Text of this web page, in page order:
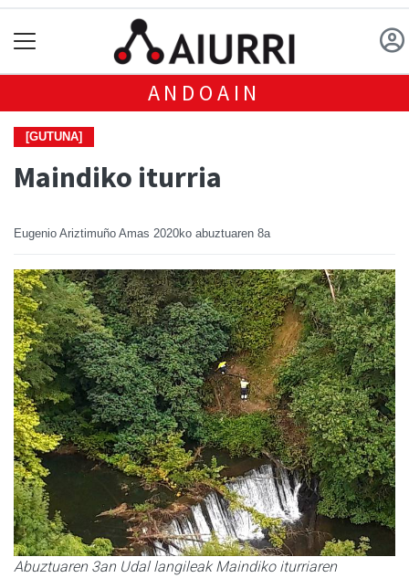
ANDOAIN
[GUTUNA]
Maindiko iturria
Eugenio Ariztimuño Amas 2020ko abuztuaren 8a
Abuztuaren 3an Udal langileak Maindiko iturriaren